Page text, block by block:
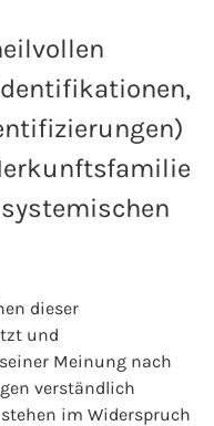
dieser
und
Meinung nach
verständlich
im Widerspruch